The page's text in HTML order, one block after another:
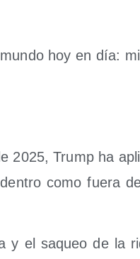
hoy en día:
2025, Trump ha
como fue­ra
y el saqueo de la